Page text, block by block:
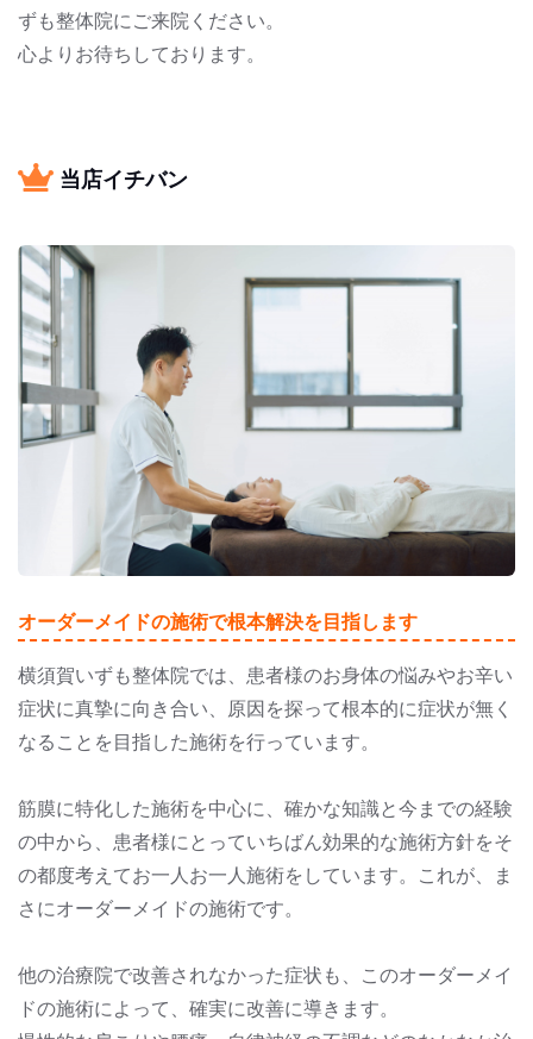
ずも整体院にご来院ください。
心よりお待ちしております。
当店イチバン
オーダーメイドの施術で根本解決を目指します
横須賀いずも整体院では、患者様のお身体の悩みやお辛い
症状に真摯に向き合い、原因を探って根本的に症状が無く
なることを目指した施術を行っています。
筋膜に特化した施術を中心に、確かな知識と今までの経験
の中から、患者様にとっていちばん効果的な施術方針をそ
の都度考えてお一人お一人施術をしています。これが、ま
さにオーダーメイドの施術です。
他の治療院で改善されなかった症状も、このオーダーメイ
ドの施術によって、確実に改善に導きます。